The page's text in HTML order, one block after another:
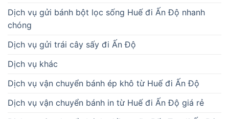
Dịch vụ vận chuyển bánh phồng sữa Bến Tre đi Ấn Độ
giá rẻ
Dịch vụ vận chuyển bánh pía Sóc Trăng đi Ấn Độ giá
giá rẻ
Dịch vụ vận chuyển gia vị Ấn Độ